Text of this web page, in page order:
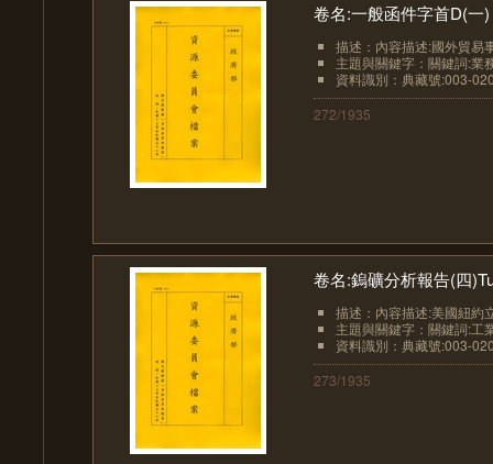
卷名:一般函件字首D(一
描述：內容描述:國外貿易
主題與關鍵字：關鍵詞:業
資料識別：典藏號:003-
272/1935
卷名:鎢礦分析報告(四
描述：內容描述:美國紐約
主題與關鍵字：關鍵詞:工
資料識別：典藏號:003-
273/1935